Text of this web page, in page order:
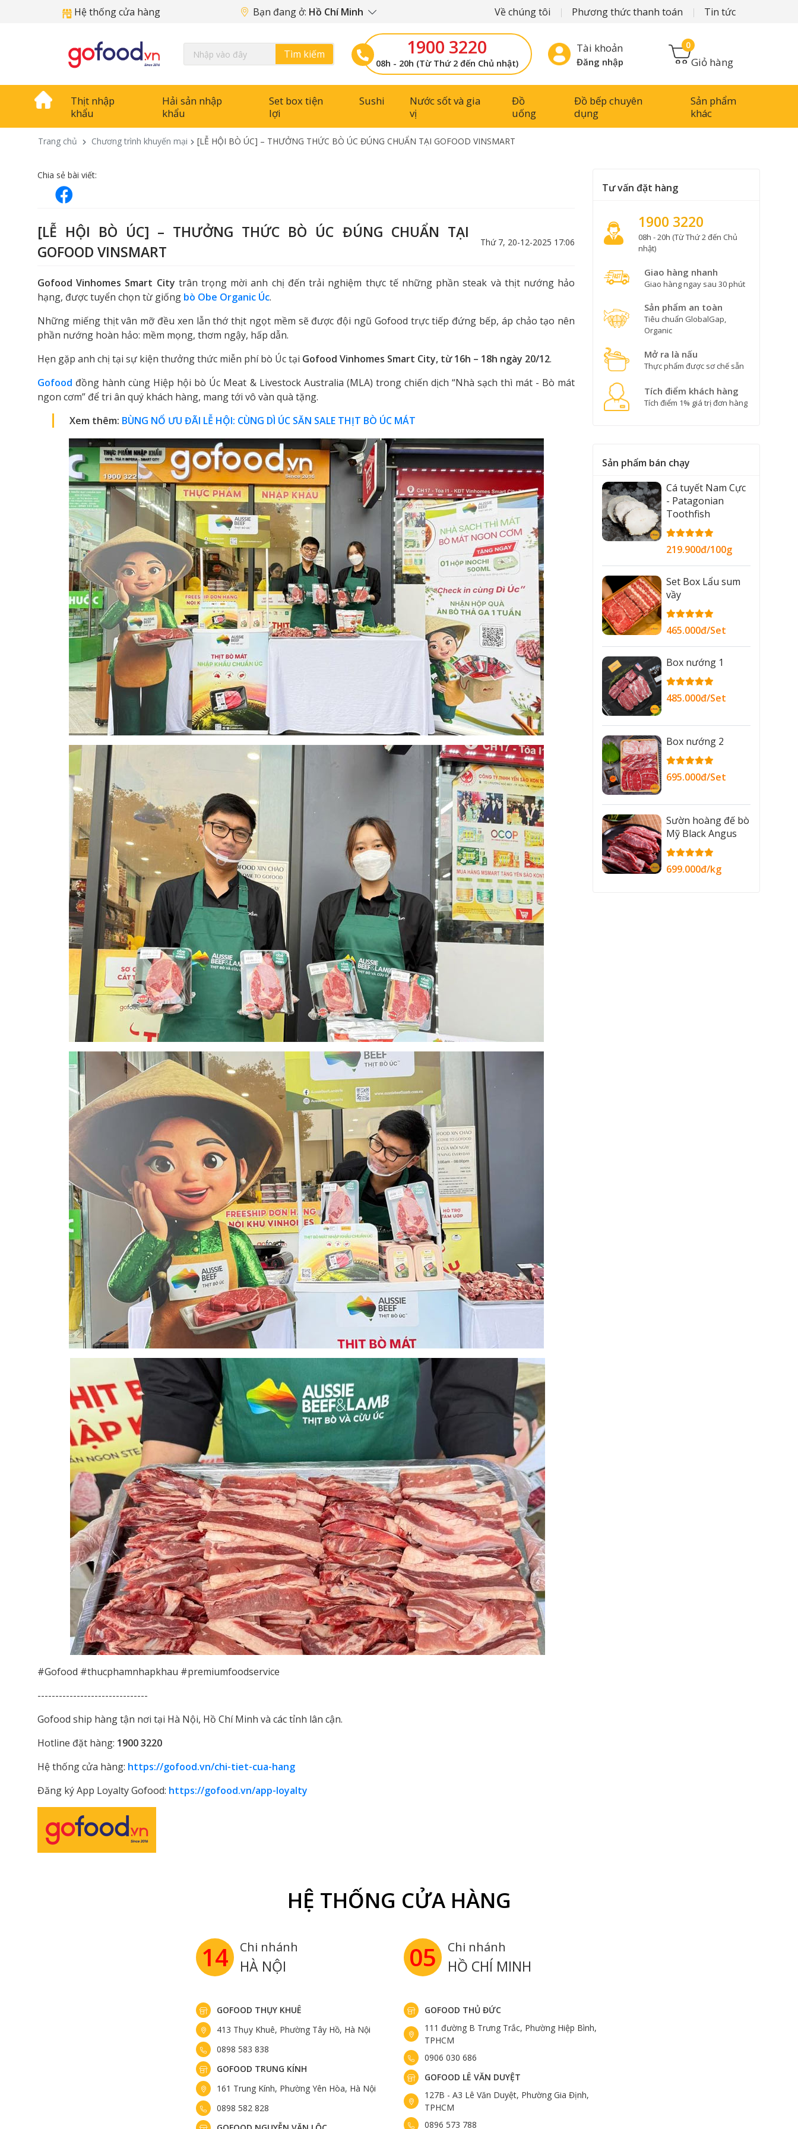
Hệ thống cửa hàng Bạn đang ở: Hồ Chí Minh Về chúng tôi Phương thức thanh toán Tin tức
Tìm kiếm 1900 3220
08h - 20h (Từ Thứ 2 đến Chủ nhật)
Tài khoản
Đăng nhập Giỏ hàng
0
Thịt nhập
khẩu
Hải sản nhập
khẩu
Set box tiện
lợi
Sushi
Nước sốt và gia
vị
Đồ
uống
Đồ bếp chuyên
dụng
Sản phẩm
khác
Trang chủ Chương trình khuyến mại [LỄ HỘI BÒ ÚC] – THƯỞNG THỨC BÒ ÚC ĐÚNG CHUẨN TẠI GOFOOD VINSMART
Chia sẻ bài viết:
[LỄ HỘI BÒ ÚC] – THƯỞNG THỨC BÒ ÚC ĐÚNG CHUẨN TẠI
GOFOOD VINSMART
Thứ 7, 20-12-2025 17:06
Gofood Vinhomes Smart City trân trọng mời anh chị đến trải nghiệm thực tế những phần steak và thịt nướng hảo
hạng, được tuyển chọn từ giống bò Obe Organic Úc.
Những miếng thịt vân mỡ đều xen lẫn thớ thịt ngọt mềm sẽ được đội ngũ Gofood trực tiếp đứng bếp, áp chảo tạo nên
phần nướng hoàn hảo: mềm mọng, thơm ngậy, hấp dẫn.
Hẹn gặp anh chị tại sự kiện thưởng thức miễn phí bò Úc tại Gofood Vinhomes Smart City, từ 16h – 18h ngày 20/12.
Gofood đồng hành cùng Hiệp hội bò Úc Meat & Livestock Australia (MLA) trong chiến dịch “Nhà sạch thì mát - Bò mát
ngon cơm” để tri ân quý khách hàng, mang tới vô vàn quà tặng.
Xem thêm: BÙNG NỔ ƯU ĐÃI LỄ HỘI: CÙNG DÌ ÚC SĂN SALE THỊT BÒ ÚC MÁT
#Gofood #thucphamnhapkhau #premiumfoodservice
-------------------------------
Gofood ship hàng tận nơi tại Hà Nội, Hồ Chí Minh và các tỉnh lân cận.
Hotline đặt hàng: 1900 3220
Hệ thống cửa hàng: https://gofood.vn/chi-tiet-cua-hang
Đăng ký App Loyalty Gofood: https://gofood.vn/app-loyalty
Tư vấn đặt hàng
1900 3220
08h - 20h (Từ Thứ 2 đến Chủ
nhật)
Giao hàng nhanh
Giao hàng ngay sau 30 phút
Sản phẩm an toàn
Tiêu chuẩn GlobalGap,
Organic
Mở ra là nấu
Thực phẩm được sơ chế sẵn
Tích điểm khách hàng
Tích điểm 1% giá trị đơn hàng
Sản phẩm bán chạy
Cá tuyết Nam Cực
- Patagonian
Toothfish
219.900đ/100g
Set Box Lẩu sum
vầy
465.000đ/Set
Box nướng 1
485.000đ/Set
Box nướng 2
695.000đ/Set
Sườn hoàng đế bò
Mỹ Black Angus
699.000đ/kg
HỆ THỐNG CỬA HÀNG
14 Chi nhánh
HÀ NỘI
GOFOOD THỤY KHUÊ
413 Thụy Khuê, Phường Tây Hồ, Hà Nội
0898 583 838
GOFOOD TRUNG KÍNH
161 Trung Kính, Phường Yên Hòa, Hà Nội
0898 582 828
05 Chi nhánh
HỒ CHÍ MINH
GOFOOD THỦ ĐỨC
111 đường B Trưng Trắc, Phường Hiệp Bình,
TPHCM
0906 030 686
GOFOOD LÊ VĂN DUYỆT
127B - A3 Lê Văn Duyệt, Phường Gia Định,
TPHCM
0896 573 788